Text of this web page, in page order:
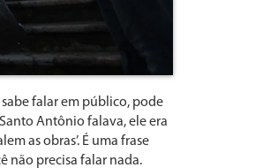
falar em público, pode
Antônio falava, ele era
as obras’. É uma frase
não precisa falar nada.